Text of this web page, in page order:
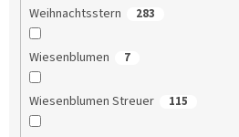
Weihnachtsstern 283
Wiesenblumen 7
Wiesenblumen Streuer 115